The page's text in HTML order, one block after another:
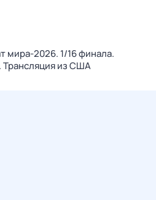
мира-2026. 1/16 финала.
из США